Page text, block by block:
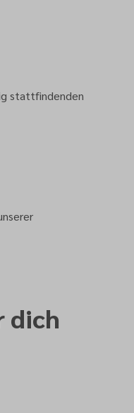
stattfindenden
dich